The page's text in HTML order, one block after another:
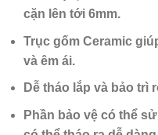
cặn lên tới 6mm.
Trục gốm Ceramic
và êm ái.
Dễ tháo lắp và bảo trì
Phần bảo vệ có thể